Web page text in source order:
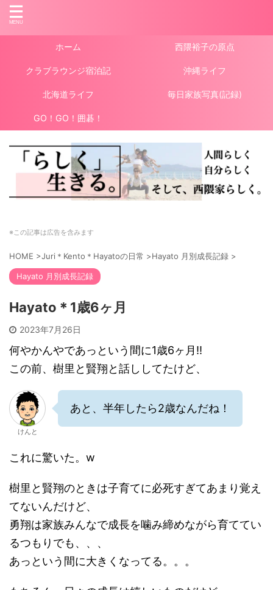
ホーム 西隈裕子の原点
クラブラウンジ宿泊記 沖縄ライフ
北海道ライフ 毎日家族写真(記録)
GO！GO！囲碁！
※この記事は広告を含みます
HOME >Juri＊Kento＊Hayatoの日常 >Hayato 月別成長記録 >
Hayato 月別成長記録
Hayato＊1歳6ヶ月
2023年7月26日
何やかんやであっという間に1歳6ヶ月!!
この前、樹里と賢翔と話ししてたけど、
けんと
あと、半年したら2歳なんだね！
これに驚いた。w
樹里と賢翔のときは子育てに必死すぎてあまり覚え
てないんだけど、
勇翔は家族みんなで成長を噛み締めながら育ててい
るつもりでも、、、
あっという間に大きくなってる。。。